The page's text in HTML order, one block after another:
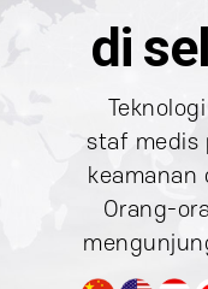
di
staf medis
keamanan
Orang-